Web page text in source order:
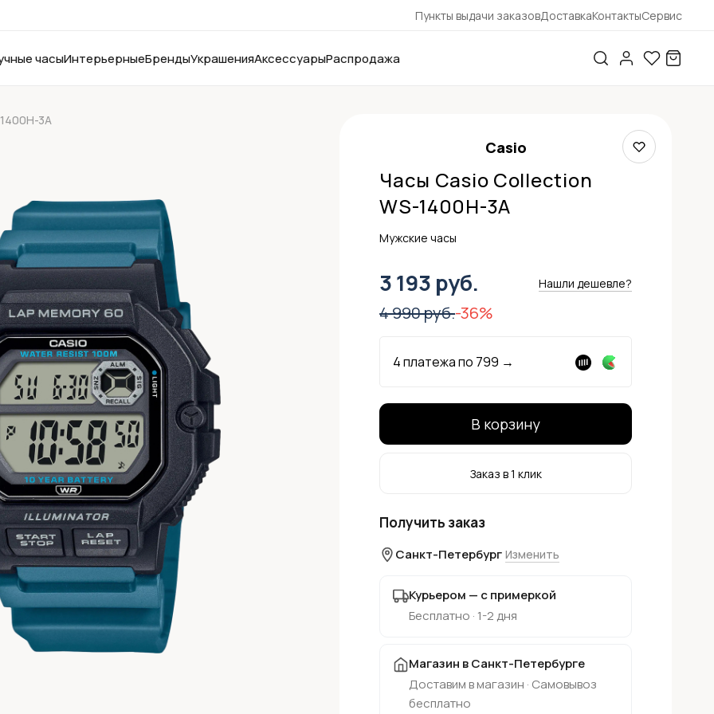
Пункты выдачи заказовДоставкаКонтактыСервис
часыИнтерьерныеБрендыУкрашенияАксессуарыРаспродажа
3A
Casio
Часы Casio Collection
WS-1400H-3A
Мужские часы
3 193 руб. Нашли дешевле?
4 990 руб.-36%
4 платежа по 799 →
В корзину
Заказ в 1 клик
Получить заказ
Санкт-Петербург Изменить
Курьером — с примеркой
Бесплатно · 1-2 дня
Магазин в Санкт-Петербурге
Доставим в магазин · Самовывоз
бесплатно